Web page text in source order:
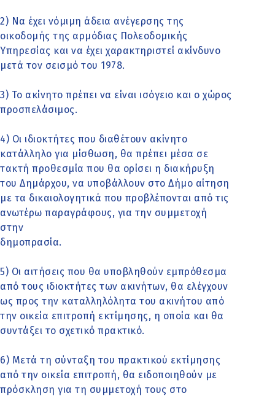
2) Να έχει νόμιμη άδεια ανέγερσης της
οικοδομής της αρμόδιας Πολεοδομικής
Υπηρεσίας και να έχει χαρακτηριστεί ακίνδυνο
μετά τον σεισμό του 1978.
3) Το ακίνητο πρέπει να είναι ισόγειο και ο χώρος
προσπελάσιμος.
4) Οι ιδιοκτήτες που διαθέτουν ακίνητο
κατάλληλο για μίσθωση, θα πρέπει μέσα σε
τακτή προθεσμία που θα ορίσει η διακήρυξη
του Δημάρχου, να υποβάλλουν στο Δήμο αίτηση
με τα δικαιολογητικά που προβλέπονται από τις
ανωτέρω παραγράφους, για την συμμετοχή
στην
δημοπρασία.
5) Οι αιτήσεις που θα υποβληθούν εμπρόθεσμα
από τους ιδιοκτήτες των ακινήτων, θα ελέγχουν
ως προς την καταλληλόλητα του ακινήτου από
την οικεία επιτροπή εκτίμησης, η οποία και θα
συντάξει το σχετικό πρακτικό.
6) Μετά τη σύνταξη του πρακτικού εκτίμησης
από την οικεία επιτροπή, θα ειδοποιηθούν με
πρόσκληση για τη συμμετοχή τους στο